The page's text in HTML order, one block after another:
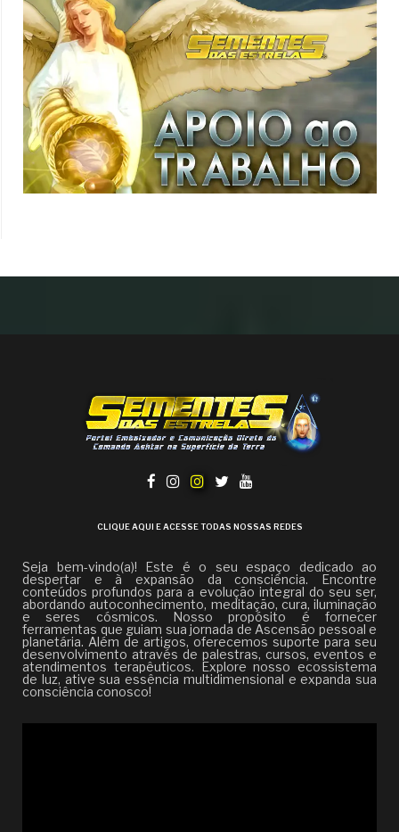
CLIQUE AQUI E ACESSE TODAS NOSSAS REDES
Seja bem-vindo(a)! Este é o seu espaço dedicado ao
despertar e à expansão da consciência. Encontre
conteúdos profundos para a evolução integral do seu ser,
abordando autoconhecimento, meditação, cura, iluminação
e seres cósmicos. Nosso propósito é fornecer
ferramentas que guiam sua jornada de Ascensão pessoal e
planetária. Além de artigos, oferecemos suporte para seu
desenvolvimento através de palestras, cursos, eventos e
atendimentos terapêuticos. Explore nosso ecossistema
de luz, ative sua essência multidimensional e expanda sua
consciência conosco!